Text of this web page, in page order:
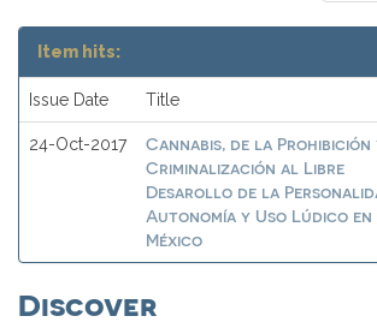
Item hits:
Issue Date Title
24-Oct-2017
Cannabis, de la Prohibición
Criminalización al Libre
Desarollo de la
Autonomía y Uso Lúdico en
México
Discover